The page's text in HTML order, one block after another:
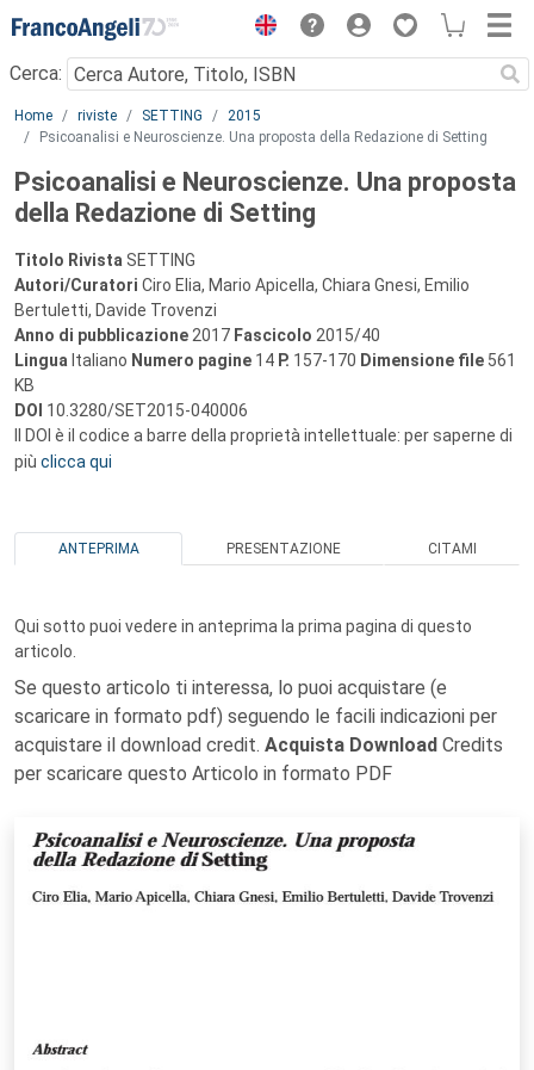
Menu
Cerca:
Main content
Home riviste SETTING
2015
Psicoanalisi e Neuroscienze. Una proposta della Redazione di Setting
Psicoanalisi e Neuroscienze. Una proposta
della Redazione di Setting
Titolo Rivista SETTING
Autori/Curatori Ciro Elia, Mario Apicella, Chiara Gnesi, Emilio
Bertuletti, Davide Trovenzi
Anno di pubblicazione 2017 Fascicolo 2015/40
Lingua Italiano Numero pagine 14 P. 157-170 Dimensione file 561
KB
DOI 10.3280/SET2015-040006
Il DOI è il codice a barre della proprietà intellettuale: per saperne di
più clicca qui
ANTEPRIMA PRESENTAZIONE CITAMI
Qui sotto puoi vedere in anteprima la prima pagina di questo
articolo.
Se questo articolo ti interessa, lo puoi acquistare (e
scaricare in formato pdf) seguendo le facili indicazioni per
acquistare il download credit. Acquista Download Credits
per scaricare questo Articolo in formato PDF